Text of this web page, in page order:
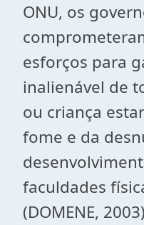
ONU, os
esforços para
inalienável de
ou criança
fome e da
faculdades
(DOMENE,